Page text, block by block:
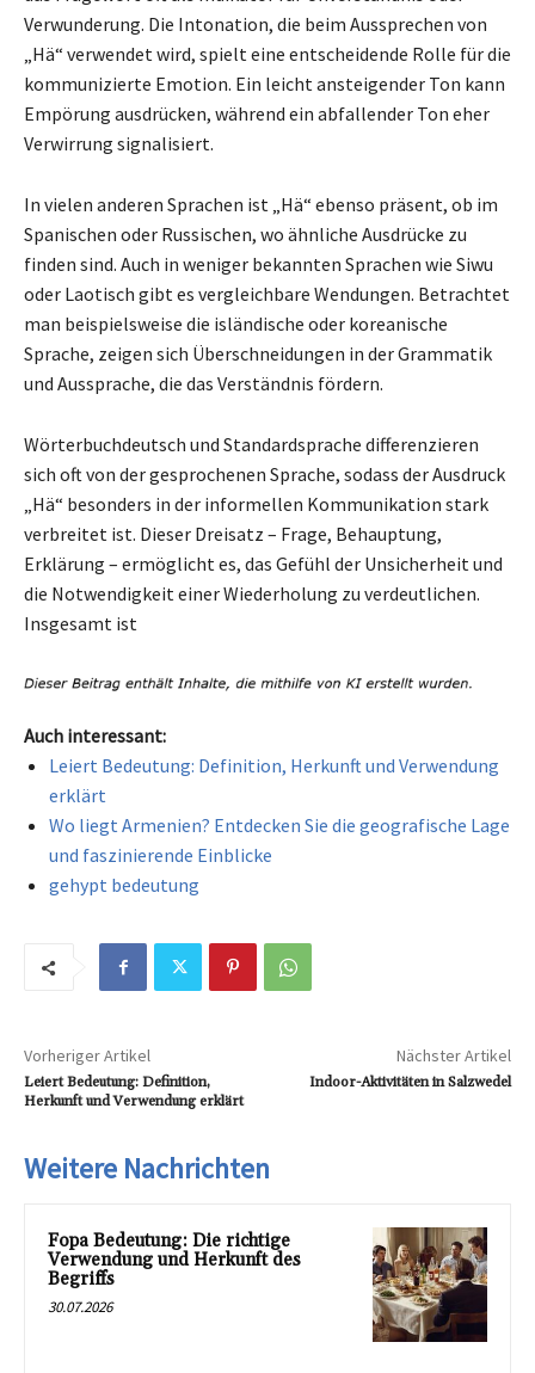
Verwunderung. Die Intonation, die beim Aussprechen von
„Hä“ verwendet wird, spielt eine entscheidende Rolle für die
kommunizierte Emotion. Ein leicht ansteigender Ton kann
Empörung ausdrücken, während ein abfallender Ton eher
Verwirrung signalisiert.
In vielen anderen Sprachen ist „Hä“ ebenso präsent, ob im
Spanischen oder Russischen, wo ähnliche Ausdrücke zu
finden sind. Auch in weniger bekannten Sprachen wie Siwu
oder Laotisch gibt es vergleichbare Wendungen. Betrachtet
man beispielsweise die isländische oder koreanische
Sprache, zeigen sich Überschneidungen in der Grammatik
und Aussprache, die das Verständnis fördern.
Wörterbuchdeutsch und Standardsprache differenzieren
sich oft von der gesprochenen Sprache, sodass der Ausdruck
„Hä“ besonders in der informellen Kommunikation stark
verbreitet ist. Dieser Dreisatz – Frage, Behauptung,
Erklärung – ermöglicht es, das Gefühl der Unsicherheit und
die Notwendigkeit einer Wiederholung zu verdeutlichen.
Insgesamt ist
Auch interessant:
Leiert Bedeutung: Definition, Herkunft und Verwendung
erklärt
Wo liegt Armenien? Entdecken Sie die geografische Lage
und faszinierende Einblicke
gehypt bedeutung
Vorheriger Artikel
Leiert Bedeutung: Definition,
Herkunft und Verwendung erklärt
Nächster Artikel
Indoor-Aktivitäten in Salzwedel
Weitere Nachrichten
Fopa Bedeutung: Die richtige
Verwendung und Herkunft des
Begriffs
30.07.2026